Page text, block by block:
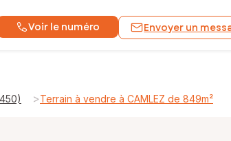
Voir le numéro Envoyer un
>Terrain à vendre à CAMLEZ de 849m²